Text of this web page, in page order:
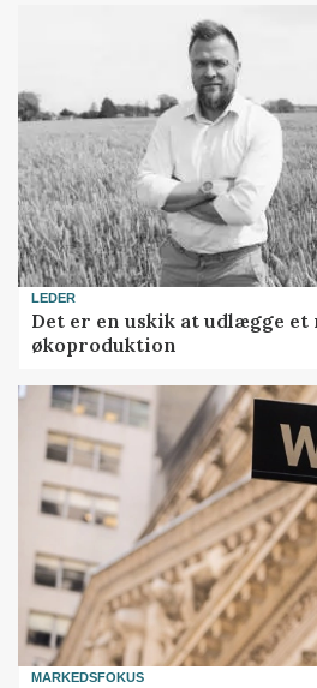
LEDER
Det er en uskik at udlægge
økoproduktion
MARKEDSFOKUS